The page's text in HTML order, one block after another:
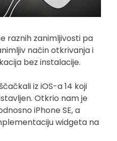
raznih zanimljivosti pa
način otkrivanja i
bez instalacije.
iz iOS-a 14 koji
Otkrio nam je
iPhone SE, a
widgeta na